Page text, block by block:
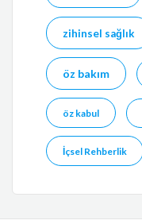
zihinsel sağlık
öz bakım
öz kabul
İçsel Rehberlik